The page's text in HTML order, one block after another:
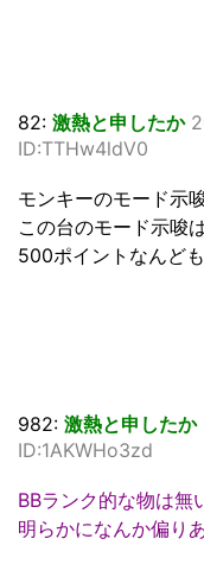
82: 激熱と申したか
ID:TTHw4ldV0
モンキーのモード示
この台のモード示唆
500ポイントなんど
982: 激熱と申したか
ID:1AKWHo3zd
BBランク的な物は無
明らかになんか偏り